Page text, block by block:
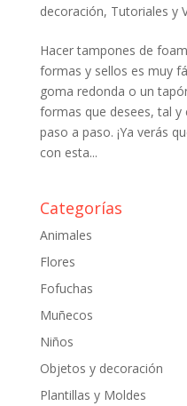
decoración, Tutoriales y
Hacer tampones de
formas y sellos es muy
goma redonda o un
formas que desees, tal
paso a paso. ¡Ya verás
con esta...
Categorías
Animales
Flores
Fofuchas
Muñecos
Niños
Objetos y decoración
Plantillas y Moldes